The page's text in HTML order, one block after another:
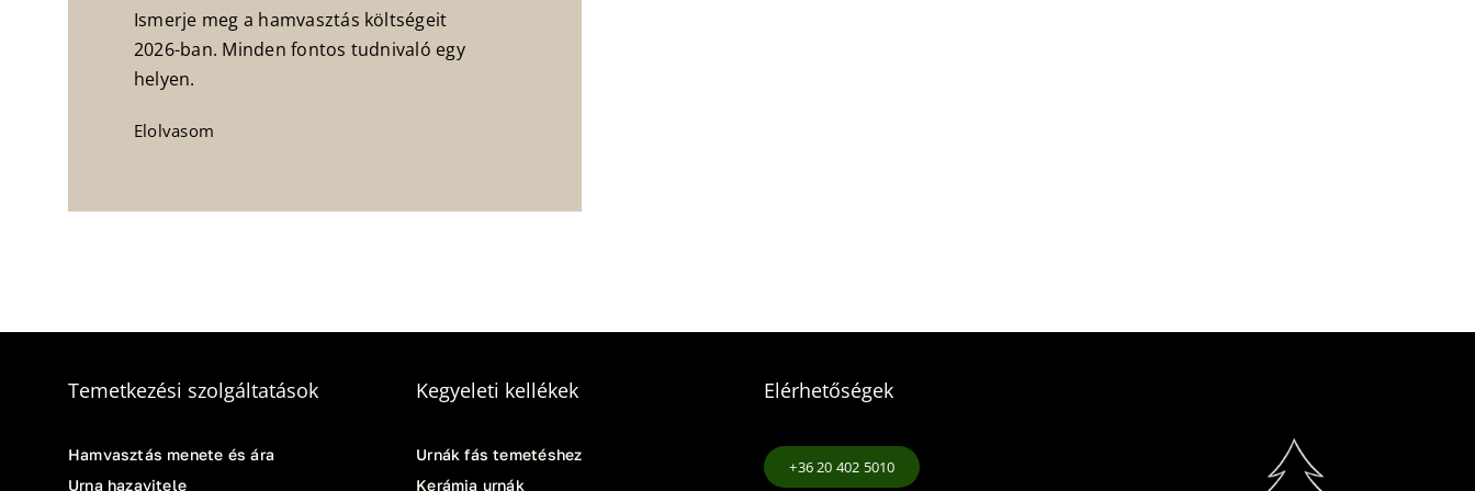
Ismerje meg a hamvasztás költségeit
2026-ban. Minden fontos tudnivaló egy
helyen.
Elolvasom
Temetkezési szolgáltatások
Hamvasztás menete és ára
Urna hazavitele
Kegyeleti kellékek
Urnák fás temetéshez
Kerámia urnák
Elérhetőségek
+36 20 402 5010